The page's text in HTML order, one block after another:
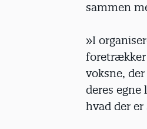
sammen
»I
foretrækker
voksne,
deres egne
hvad der